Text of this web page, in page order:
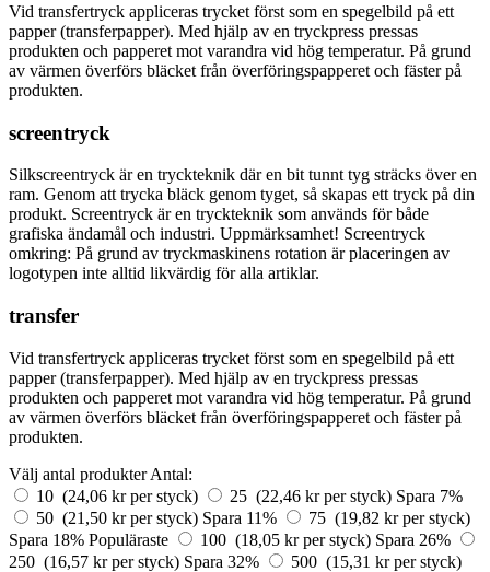
Vid transfertryck appliceras trycket först som en spegelbild på ett
papper (transferpapper). Med hjälp av en tryckpress pressas
produkten och papperet mot varandra vid hög temperatur. På grund
av värmen överförs bläcket från överföringspapperet och fäster på
produkten.
screentryck
Silkscreentryck är en tryckteknik där en bit tunnt tyg sträcks över en
ram. Genom att trycka bläck genom tyget, så skapas ett tryck på din
produkt. Screentryck är en tryckteknik som används för både
grafiska ändamål och industri. Uppmärksamhet! Screentryck
omkring: På grund av tryckmaskinens rotation är placeringen av
logotypen inte alltid likvärdig för alla artiklar.
transfer
Vid transfertryck appliceras trycket först som en spegelbild på ett
papper (transferpapper). Med hjälp av en tryckpress pressas
produkten och papperet mot varandra vid hög temperatur. På grund
av värmen överförs bläcket från överföringspapperet och fäster på
produkten.
Välj antal produkter Antal:
10 (24,06 kr per styck)
25 (22,46 kr per styck) Spara 7%
50 (21,50 kr per styck) Spara 11%
75 (19,82 kr per styck)
Spara 18% Populäraste 100 (18,05 kr per styck) Spara 26%
250 (16,57 kr per styck) Spara 32%
500 (15,31 kr per styck)